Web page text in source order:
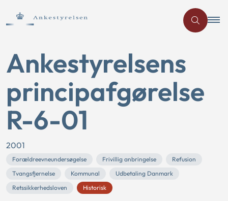
Ankestyrelsens
principafgørelse
R-6-01
2001
Forældreevneundersøgelse Frivillig anbringelse
Refusion
Tvangsfjernelse
Kommunal
Udbetaling Danmark
Retssikkerhedsloven
Historisk